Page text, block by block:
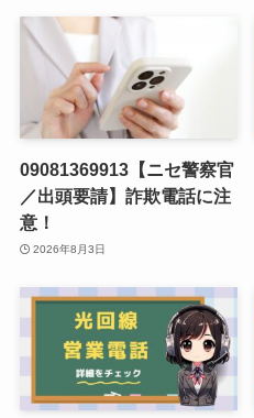
09081369913【ニセ警察官
／出頭要請】詐欺電話に注
意！
2026年8月3日